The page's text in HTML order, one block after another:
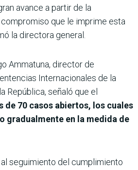
avance a partir de la
que le imprime esta
la directora general.
Ammatuna, director de
Internacionales de la
República, señaló que el
de 70 casos abiertos, los cuales
gradualmente en la medida de
seguimiento del cumplimiento